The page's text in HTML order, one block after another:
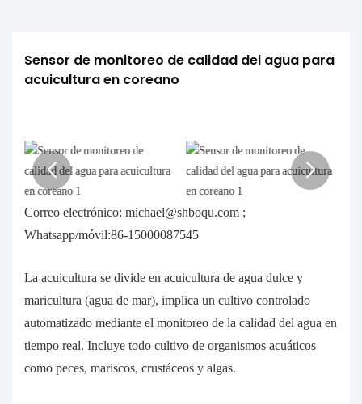
Sensor de monitoreo de calidad del agua para
acuicultura en coreano
Correo electrónico: michael@shboqu.com ;
Whatsapp/móvil:86-15000087545
La acuicultura se divide en acuicultura de agua dulce y
maricultura (agua de mar), implica un cultivo controlado
automatizado mediante el monitoreo de la calidad del agua en
tiempo real. Incluye todo cultivo de organismos acuáticos
como peces, mariscos, crustáceos y algas.